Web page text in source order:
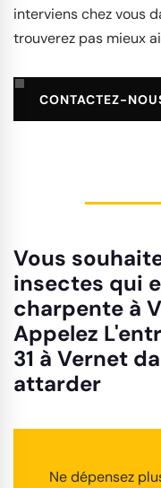
interviens chez vous
trouverez pas mieux
CONTACTEZ-
Vous
insectes qui
charpente à
Appelez
31 à Vernet
attarder
Ne dépensez